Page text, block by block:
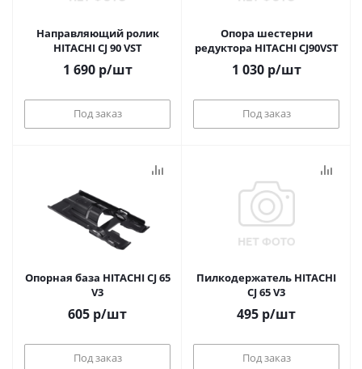
Направляющий ролик
HITACHI CJ 90 VST
1 690р/шт
Под заказ
Опора шестерни
редуктора HITACHI CJ90VST
1 030р/шт
Под заказ
Опорная база HITACHI CJ 65
V3
605 р/шт
Под заказ
Пилкодержатель HITACHI
CJ 65 V3
495 р/шт
Под заказ